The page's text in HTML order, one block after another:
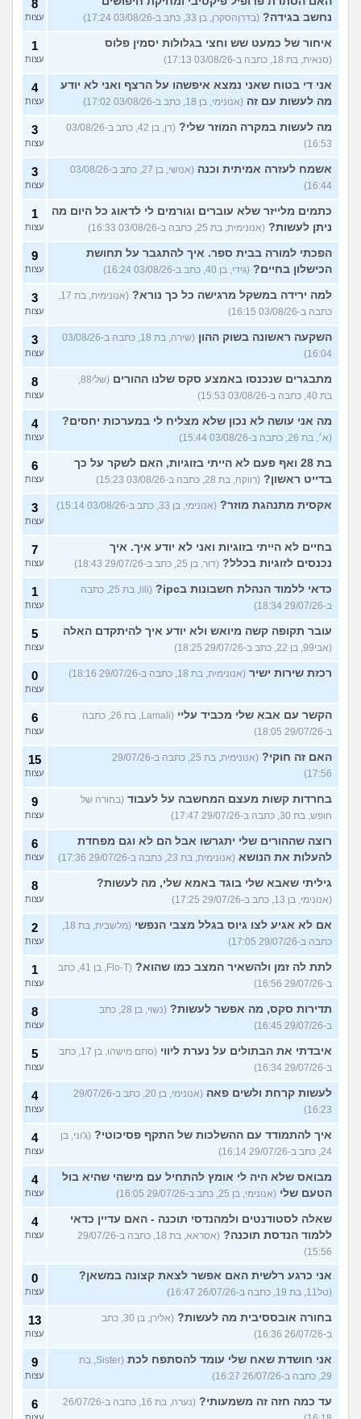
נחשב בגידה? (בדרןהסקרן, בן 33, כתב ב-03/08/26 17:24)
8
עצות
איחור של כמעט שש וחצי בגלולות יסמין פלוס
(סנאית, בת 18, כתבה ב-03/08/26 17:13)
1
עצות
אני די בטוח שאני נמצא איפשהו על הרצף ואני לא יודע
מה לעשות עם זה (אנונימי, בן 18, כתב ב-03/08/26 17:02)
4
עצות
מה לעשות במקרה המוזר שלי?
(דן, בן 42, כתב ב-03/08/26
16:53)
3
עצות
אשמח לעזרה אמיתית וכנה
(אנושי, בן 27, כתב ב-03/08/26
16:44)
3
עצות
כתמים מלייזר שלא עוברים וגורמים לי לדאוג כל היום מה
ניתן לעשות? (אנונימית, בת 25, כתבה ב-03/08/26 16:33)
1
עצות
הפכתי למורה בבית ספר. איך להתגבר על תחושת
הכישלון בחיים? (גידי, בן 40, כתב ב-03/08/26 16:24)
9
עצות
למה ירידה במשקל מרגישה כל כך נורא?
(אנונימית, בת 17,
כתבה ב-03/08/26 16:15)
3
עצות
השקעה ראשונה בשוק ההון
(שירה, בת 18, כתבה ב-03/08/26
16:04)
3
עצות
מתבגרים שנכנסו באמצע סקס שלנו ההורים
(שלי88,
בת 40, כתבה ב-03/08/26 15:53)
8
עצות
מה אני עושה לא נכון שלא מצליח לי במערכות יחסים?
(א׳, בת 26, כתבה ב-03/08/26 15:44)
4
עצות
בת 28 ואף פעם לא הייתי בזוגיות, האם לשקר על כך
בדייט ראשון? (רווקה, בת 28, כתבה ב-03/08/26 15:23)
6
עצות
אקסית מתנהגת מוזר? (אנונימי, בן 33, כתב ב-03/08/26 15:14) 3
עצות
בחיים לא הייתי בזוגיות ואני לא יודע איך. איך
נכנסים לזוגיות בכלל? (דור, בן 25, כתב ב-29/07/26 18:43)
7
עצות
כדאי ללמוד הנהלת חשבונות בipc?
(lili, בת 25, כתבה
ב-29/07/26 18:34)
1
עצות
עובר תקופה קשה מיואש ולא יודע איך להיתקדם האלה
(אבי99, בן 22, כתב ב-29/07/26 18:25)
5
עצות
רכזת שירות ישיר (אנונימית, בת 18, כתבה ב-29/07/26 18:16) 0
עצות
הקשר עם אבא שלי מכביד עליי
(Lamali, בת 26, כתבה
ב-29/07/26 18:05)
6
עצות
האם זה חוקי?
(אנונימית, בת 25, כתבה ב-29/07/26
17:56)
15
עצות
בחרדות קשות מעצם המחשבה על לעבוד (בחורה של
חופש, בת 30, כתבה ב-29/07/26 17:47)
9
עצות
רוצה שההורים שלי יתגרשו אבל הם לא וגם מפחדת
להעלות את הנושא (אנונימית, בת 23, כתבה ב-29/07/26 17:36)
6
עצות
גיליתי שאבא שלי בוגד באמא שלי, מה לעשות?
(אנונימי, בן 13, כתב ב-29/07/26 17:25)
8
עצות
אם לא אגיע לצו גיוס בגלל מצבי הנפשי
(מלשבית, בת 18,
כתבה ב-29/07/26 17:05)
2
עצות
לתת לה זמן ולהשאיר המצב כמו שהוא?
(Flo-T, בן 41, כתב
ב-29/07/26 16:56)
1
עצות
תדירות סקס, מה אפשר לעשות?
(נשוי, בן 28, כתב
ב-29/07/26 16:45)
8
עצות
איבדתי את הבתולים על נערת ליווי
(סתם מישהו, בן 17, כתב
ב-29/07/26 16:34)
5
עצות
לעשות קרחת ולשים פאה
(אנונימי, בן 20, כתב ב-29/07/26
16:23)
4
עצות
איך להתמודד עם ההשלכות של התקף פסיכוטי? (ג'וני, בן
24, כתב ב-29/07/26 16:14)
4
עצות
מבואס שלא היה לי אומץ להתחיל עם מישהי שהיא בול
הטעם שלי (אנונימי, בן 25, כתב ב-29/07/26 16:05)
4
עצות
שאלה לסטודנטים ולמהנדסי תוכנה - האם עדיין כדאי
ללמוד הנדסת תוכנה?
(אסראא, בת 18, כתבה ב-29/07/26
15:56)
4
עצות
אני כרגע רלשית האם אפשר לצאת קצונה במשאן?
(טל11, בת 19, כתבה ב-26/07/26 16:47)
0
עצות
בחורה אובססיבית מה לעשות?
(אלירן, בן 30, כתב
ב-26/07/26 16:36)
13
עצות
אני חושדת שאח שלי עומד להסתפח לכת
(Sister, בת
29, כתבה ב-26/07/26 16:27)
9
עצות
עד כמה חזה זה משמעותי?
(נערה, בת 16, כתבה ב-26/07/26
6